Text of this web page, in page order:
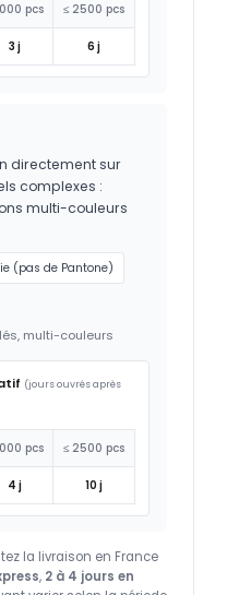
pcs ≤ 2500 pcs
3 j 6 j
directement sur
complexes :
multi-couleurs
(pas de Pantone)
multi-couleurs
(jours ouvrés après
pcs ≤ 2500 pcs
4 j 10 j
la livraison en France
, 2 à 4 jours en